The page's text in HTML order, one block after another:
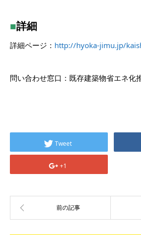
■詳細
詳細ページ： http://hyoka-jimu.jp/
問い合わせ窓口：既存建築物省エネ化
Tweet
+1